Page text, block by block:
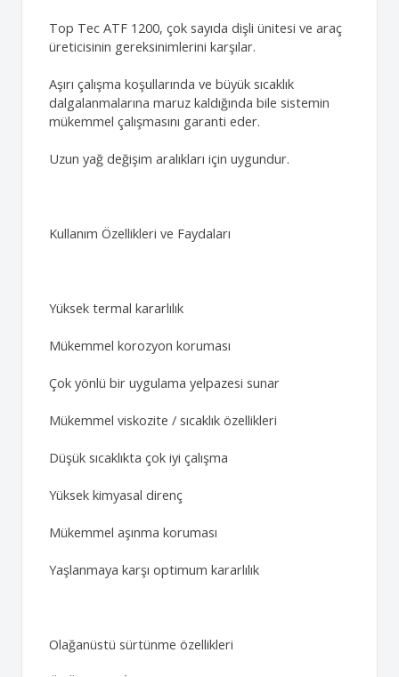
Top Tec ATF 1200, çok sayıda dişli ünitesi ve araç
üreticisinin gereksinimlerini karşılar.
Aşırı çalışma koşullarında ve büyük sıcaklık
dalgalanmalarına maruz kaldığında bile sistemin
mükemmel çalışmasını garanti eder.
Uzun yağ değişim aralıkları için uygundur.
Kullanım Özellikleri ve Faydaları
Yüksek termal kararlılık
Mükemmel korozyon koruması
Çok yönlü bir uygulama yelpazesi sunar
Mükemmel viskozite / sıcaklık özellikleri
Düşük sıcaklıkta çok iyi çalışma
Yüksek kimyasal direnç
Mükemmel aşınma koruması
Yaşlanmaya karşı optimum kararlılık
Olağanüstü sürtünme özellikleri